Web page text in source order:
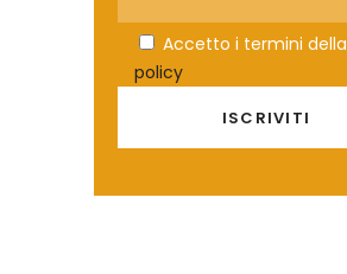
Accetto i termini della
policy